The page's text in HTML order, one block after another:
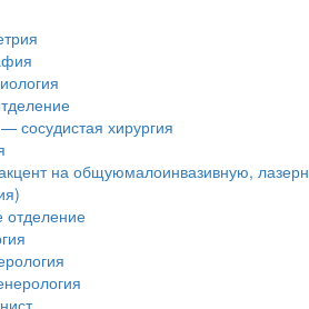
сосудистая хирургия
на общуюмалоинвазивную,
отделение